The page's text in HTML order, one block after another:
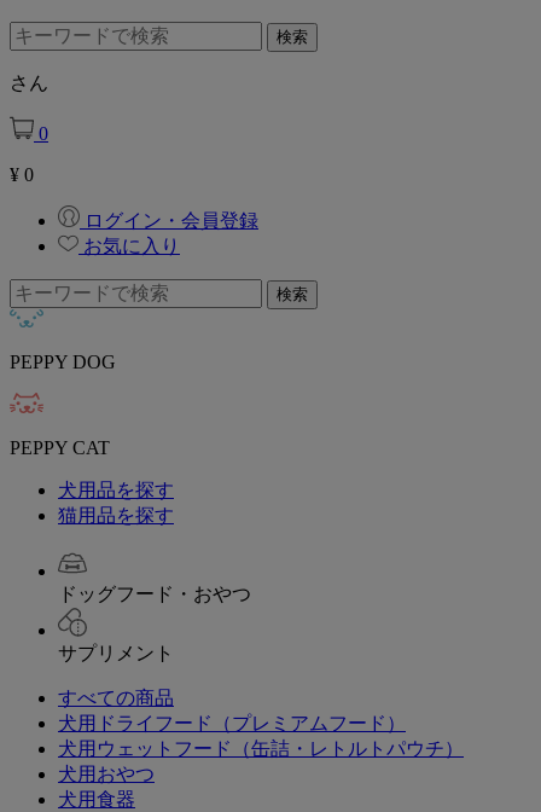
さん
0
¥ 0
ログイン・会員登録
お気に入り
PEPPY DOG
PEPPY CAT
犬用品を探す
猫用品を探す
ドッグフード・おやつ
サプリメント
すべての商品
犬用ドライフード（プレミアムフード）
犬用ウェットフード（缶詰・レトルトパウチ）
犬用おやつ
犬用食器